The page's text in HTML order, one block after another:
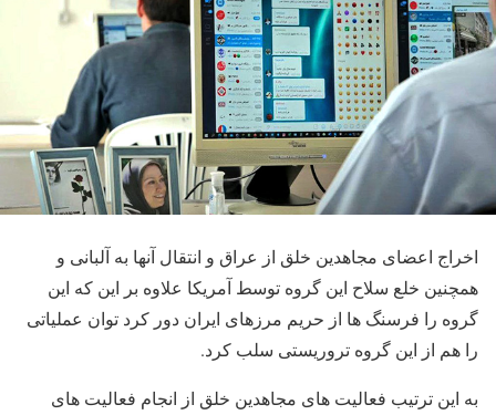
اخراج اعضای مجاهدین خلق از عراق و انتقال آنها به آلبانی و
همچنین خلع سلاح این گروه توسط آمریکا علاوه بر این که این
گروه را فرسنگ ها از حریم مرزهای ایران دور کرد توان عملیاتی
را هم از این گروه تروریستی سلب کرد.
به این ترتیب فعالیت های مجاهدین خلق از انجام فعالیت های